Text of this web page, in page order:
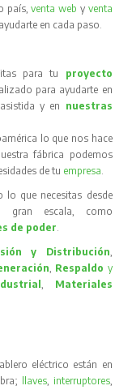
país,venta web y venta
en cada paso.
para tu proyecto
para ayudarte en
y en nuestras
lo que nos hace
fábrica podemos
de tu empresa.
lo que necesitas desde
gran escala, como
de poder.
y Distribución,
, Respaldo y
, Materiales
eléctrico están en
llaves, interruptores,